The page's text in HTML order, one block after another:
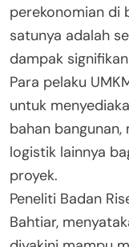
perekonomian di
satunya adalah
dampak
Para pelaku
untuk
bahan
logistik lainnya
proyek.
Peneliti Badan
Bahtiar,